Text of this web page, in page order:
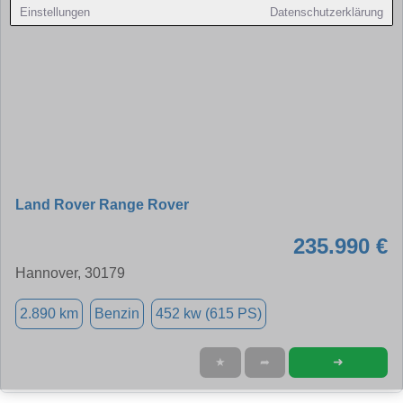
Einstellungen Datenschutzerklärung
Land Rover Range Rover
235.990 €
Hannover, 30179
2.890 km Benzin 452 kw (615 PS)
★ ➦ ➜